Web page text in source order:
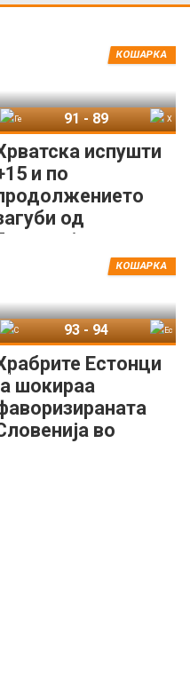
испушти
и по
од
КОШАРКА
91 - 89
Естонци
шокираа
во
КОШАРКА
93-94